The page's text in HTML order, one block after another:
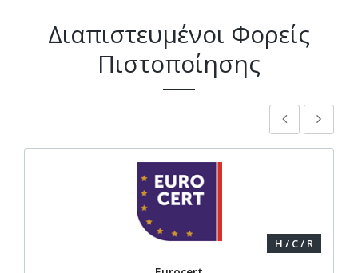
Διαπιστευμένοι Φορείς
Πιστοποίησης
H / C / R